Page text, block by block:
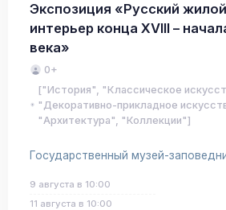
Экспозиция «Русский жилой
интерьер конца XVIII –
века»
0+
["История", "Классическое
"Декоративно-прикладное
"Архитектура", "Коллекции"]
Государственный музей-
9 августа в 10:00
11 августа в 10:00